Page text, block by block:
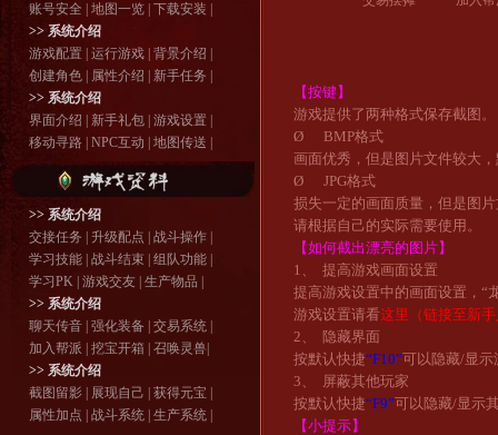
账号安全
地图一览 下载安装
>> 系统介绍
游戏配置 运行游戏 背景介绍
创建角色
属性介绍 新手任务
>> 系统介绍
界面介绍
新手礼包 游戏设置
移动寻路 NPC互动 地图传送
>> 系统介绍
交接任务
升级配点 战斗操作
学习技能 战斗结束 组队功能
学习PK 游戏交友 生产物品
>> 系统介绍
聊天传音 强化装备 交易系统
加入帮派
挖宝开箱 召唤灵兽
>> 系统介绍
截图留影
展现自己 获得元宝
属性加点
战斗系统 生产系统
【按键】
游戏提供了两种格式保存截图。
Ø
BMP格式
画面优秀，但是图片文件较大
Ø
JPG格式
损失一定的画面质量，但是图
请根据自己的实际需要使用。
【如何截出漂亮的图片】
1、
提高游戏画面设置
提高游戏设置中的画面设置，“
游戏设置请看这里（链接至新
2、
隐藏界面
按默认快捷“F10”可以隐藏/显示
3、
屏蔽其他玩家
按默认快捷“F9”可以隐藏/显示
【小提示】